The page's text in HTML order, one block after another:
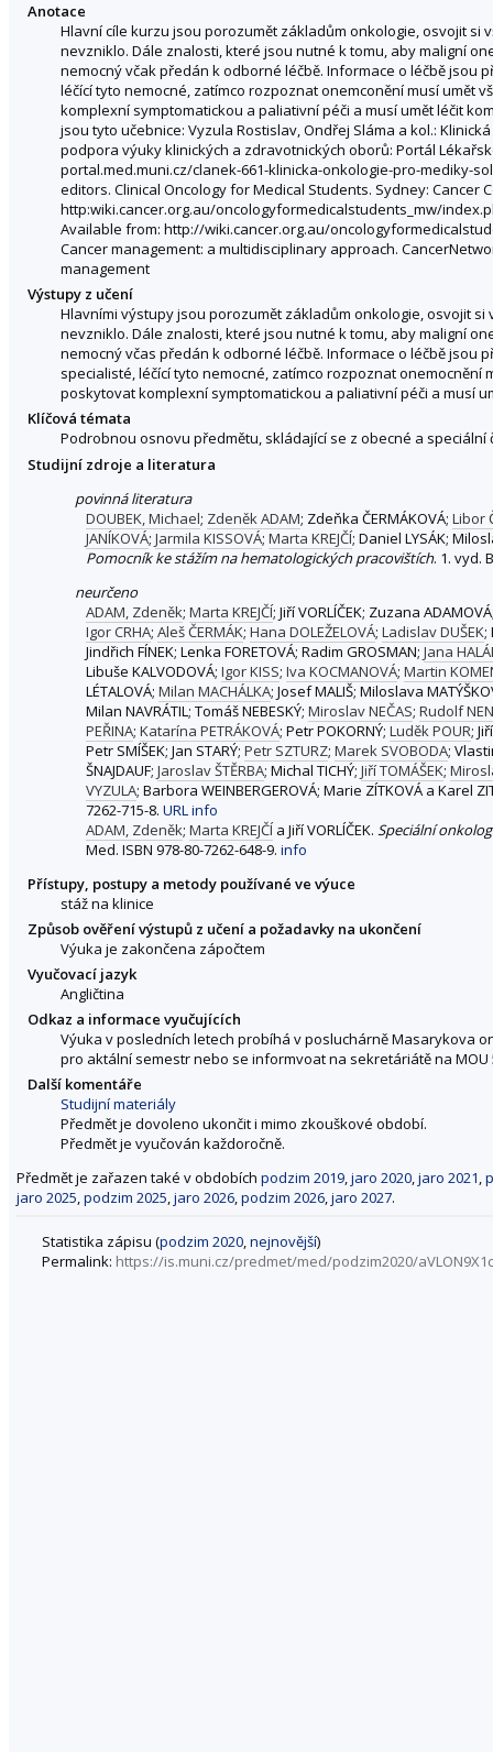
Anotace
Hlavní cíle kurzu jsou porozumět základům onkologie, osvojit
nevzniklo. Dále znalosti, které jsou nutné k tomu, aby maligní
nemocný včak předán k odborné léčbě. Informace o léčbě
léčící tyto nemocné, zatímco rozpoznat onemconění musí umět
komplexní symptomatickou a paliativní péči a musí umět léčit
jsou tyto učebnice: Vyzula Rostislav, Ondřej Sláma a kol.:
podpora výuky klinických a zdravotnických oborů: Portál
portal.med.muni.cz/clanek-661-klinicka-onkologie-pro-mediky-
editors. Clinical Oncology for Medical Students. Sydney: Cancer
http:wiki.cancer.org.au/oncologyformedicalstudents_mw/
Available from: http://wiki.cancer.org.au/
Cancer management: a multidisciplinary approach.
management
Výstupy z učení
Hlavními výstupy jsou porozumět základům onkologie, osvojit
nevzniklo. Dále znalosti, které jsou nutné k tomu, aby maligní
nemocný včas předán k odborné léčbě. Informace o léčbě
specialisté, léčící tyto nemocné, zatímco rozpoznat
poskytovat komplexní symptomatickou a paliativní péči a musí
Klíčová témata
Podrobnou osnovu předmětu, skládající se z obecné a
Studijní zdroje a literatura
povinná literatura
DOUBEK, Michael; Zdeněk ADAM; Zdeňka ČERMÁKOVÁ; Libor
JANÍKOVÁ; Jarmila KISSOVÁ; Marta KREJČÍ; Daniel LYSÁK;
Pomocník ke stážím na hematologických pracovištích. 1. vyd.
neurčeno
ADAM, Zdeněk; Marta KREJČÍ; Jiří VORLÍČEK; Zuzana
Igor CRHA; Aleš ČERMÁK; Hana DOLEŽELOVÁ; Ladislav DUŠEK;
Jindřich FÍNEK; Lenka FORETOVÁ; Radim GROSMAN; Jana
Libuše KALVODOVÁ; Igor KISS; Iva KOCMANOVÁ; Martin
LÉTALOVÁ; Milan MACHÁLKA; Josef MALIŠ; Miloslava
Milan NAVRÁTIL; Tomáš NEBESKÝ; Miroslav NEČAS; Rudolf
PEŘINA; Katarína PETRÁKOVÁ; Petr POKORNÝ; Luděk POUR;
Petr SMÍŠEK; Jan STARÝ; Petr SZTURZ; Marek SVOBODA;
ŠNAJDAUF; Jaroslav ŠTĚRBA; Michal TICHÝ; Jiří TOMÁŠEK;
VYZULA; Barbora WEINBERGEROVÁ; Marie ZÍTKOVÁ a Karel
7262-715-8. URL info
ADAM, Zdeněk; Marta KREJČÍ a Jiří VORLÍČEK. Speciální
Med. ISBN 978-80-7262-648-9. info
Přístupy, postupy a metody používané ve výuce
stáž na klinice
Způsob ověření výstupů z učení a požadavky na ukončení
Výuka je zakončena zápočtem
Vyučovací jazyk
Angličtina
Odkaz a informace vyučujících
Výuka v posledních letech probíhá v posluchárně Masarykova
pro aktální semestr nebo se informvoat na sekretáriátě na MOU
Další komentáře
Studijní materiály
Předmět je dovoleno ukončit i mimo zkouškové období.
Předmět je vyučován každoročně.
Předmět je zařazen také v obdobích podzim 2019,jaro 2020,jaro 2021,
jaro 2025,podzim 2025,jaro 2026,podzim 2026,jaro 2027.
Statistika zápisu (podzim 2020,nejnovější)
Permalink: https://is.muni.cz/predmet/med/podzim2020/aVLON9X1c